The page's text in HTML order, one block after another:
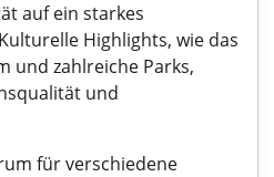
auf ein starkes
Highlights, wie das
und zahlreiche Parks,
und
für verschiedene